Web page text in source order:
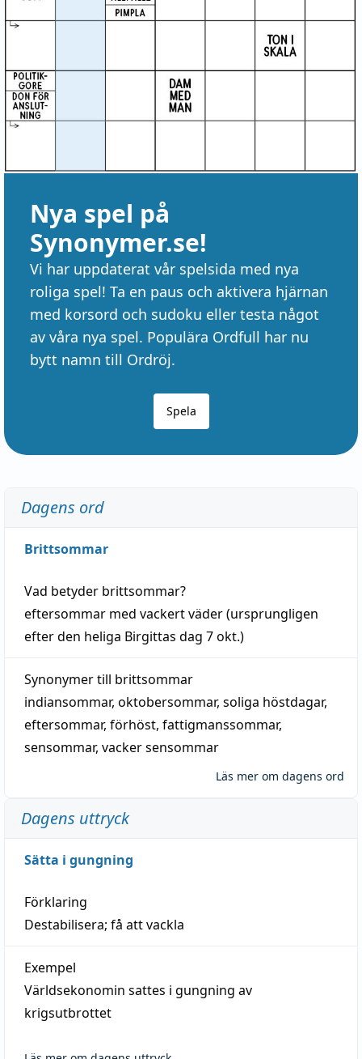
Nya spel på
Synonymer.se!
Vi har uppdaterat vår spelsida med nya
roliga spel! Ta en paus och aktivera hjärnan
med korsord och sudoku eller testa något
av våra nya spel. Populära Ordfull har nu
bytt namn till Ordröj.
Spela
Dagens ord
Brittsommar
Vad betyder brittsommar?
eftersommar med vackertväder(ursprungligen
efter den heliga Birgittas dag 7 okt.)
Synonymer till brittsommar
indiansommar, oktobersommar, soliga höstdagar,
eftersommar, förhöst, fattigmanssommar,
sensommar, vacker sensommar
Läs mer om dagens ord
Dagens uttryck
Sätta i gungning
Förklaring
Destabilisera; få att vackla
Exempel
Världsekonomin sattes i gungning av
krigsutbrottet